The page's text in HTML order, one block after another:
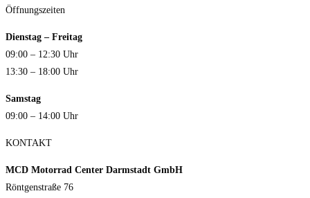
Öffnungszeiten
Dienstag – Freitag
09:00 – 12:30 Uhr
13:30 – 18:00 Uhr
Samstag
09:00 – 14:00 Uhr
KONTAKT
MCD Motorrad Center Darmstadt GmbH
Röntgenstraße 76